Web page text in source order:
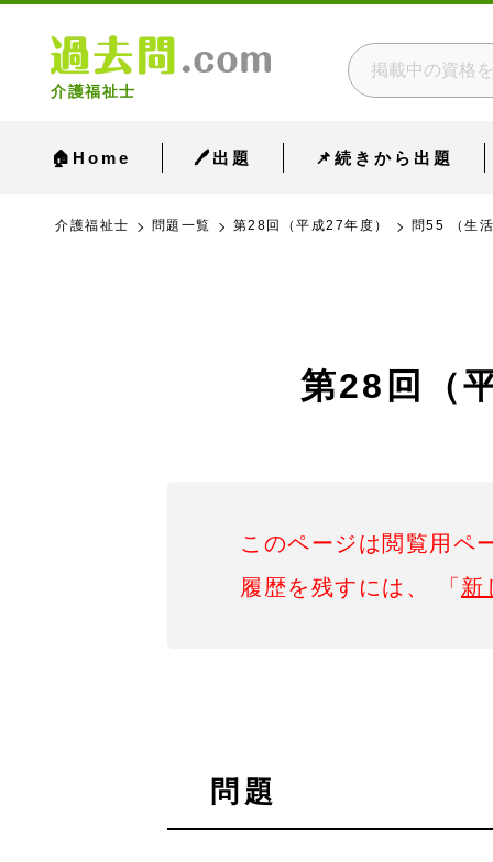
介護福祉士
🏠Home 🖊出題 📌続きから出題
介護福祉士 問題一覧 第28回（平成27年度） 問55 （生
第28回（
このページは閲覧用ペ
履歴を残すには、 「 新
問題